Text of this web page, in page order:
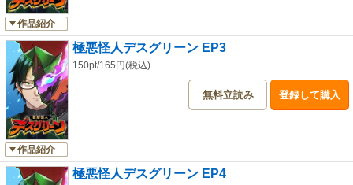
作品紹介
作品紹介
極悪怪人デスグリーン EP3
150pt/165円(税込)
無料立読み 登録して購入
極悪怪人デスグリーン EP4